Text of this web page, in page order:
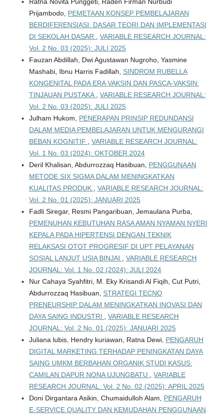
Prijambodo, PEMETAAN KONSEP PEMBELAJARAN
BERDIFERENSIASI: DASAR TEORI DAN IMPLEMENTASI
DI SEKOLAH DASAR
VARIABLE RESEARCH JOURNAL:
Vol. 2 No. 03 (2025): JULI 2025
Fauzan Abdillah, Dwi Agustawan Nugroho, Yasmine
Mashabi, Ibnu Harris Fadillah, SINDROM RUBELLA
KONGENITAL PADA ERA VAKSIN DAN PASCA-VAKSIN:
TINJAUAN PUSTAKA
VARIABLE RESEARCH JOURNAL:
Vol. 2 No. 03 (2025): JULI 2025
Julham Hukom, PENERAPAN PRINSIP REDUNDANSI
DALAM MEDIA PEMBELAJARAN UNTUK MENGURANGI
BEBAN KOGNITIF
VARIABLE RESEARCH JOURNAL:
Vol. 1 No. 03 (2024): OKTOBER 2024
Deril Khalisan, Abdurrozzaq Hasibuan, PENGGUNAAN
METODE SIX SIGMA DALAM MENINGKATKAN
KUALITAS PRODUK
VARIABLE RESEARCH JOURNAL:
Vol. 2 No. 01 (2025): JANUARI 2025
Fadli Siregar, Resmi Pangaribuan, Jemaulana Purba,
PEMENUHAN KEBUTUHAN RASA AMAN NYAMAN NYERI
KEPALA PADA HIPERTENSI DENGAN TEKNIK
RELAKSASI OTOT PROGRESIF DI UPT PELAYANAN
SOSIAL LANJUT USIA BINJAI
VARIABLE RESEARCH
JOURNAL: Vol. 1 No. 02 (2024): JULI 2024
Nur Cahaya Syahfitri, M. Eky Krisandi Al Fiqih, Cut Putri,
Abdurrozzaq Hasibuan, STRATEGI TECNO
PRENEURSHIP DALAM MENINGKATKAN INOVASI DAN
DAYA SAING INDUSTRI
VARIABLE RESEARCH
JOURNAL: Vol. 2 No. 01 (2025): JANUARI 2025
Juliana lubis, Hendry kuriawan, Ratna Dewi, PENGARUH
DIGITAL MARKETING TERHADAP PENINGKATAN DAYA
SAING UMKM BERBAHAN ORGANIK STUDI KASUS:
CAMILAN DAPUR NONA UJUNGBATU
VARIABLE
RESEARCH JOURNAL: Vol. 2 No. 02 (2025): APRIL 2025
Doni Dirgantara Asikin, Chumaidulloh Alam, PENGARUH
E-SERVICE QUALITY DAN KEMUDAHAN PENGGUNAAN